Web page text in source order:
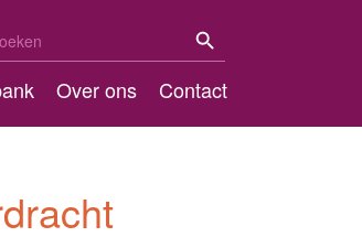
Zoek
naar:
Over ons Contact